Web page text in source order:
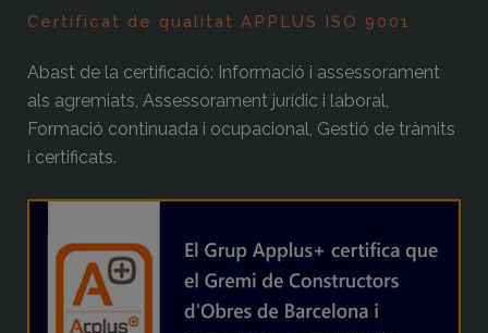
Certificat de qualitat APPLUS ISO 9001
Abast de la certificació: Informació i assessorament
als agremiats, Assessorament jurídic i laboral,
Formació continuada i ocupacional, Gestió de tràmits
i certificats.